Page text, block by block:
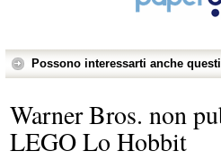
Possono interessarti anche
Warner Bros. non
LEGO Lo Hobbit